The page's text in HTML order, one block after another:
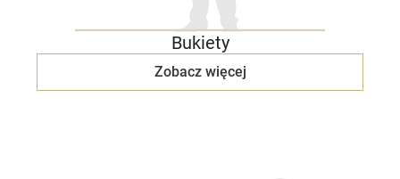
Bukiety
Zobacz więcej